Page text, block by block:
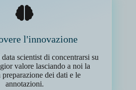
l'innovazione
scientist di concentrarsi su
valore lasciando a noi la
preparazione dei dati e le
annotazioni.